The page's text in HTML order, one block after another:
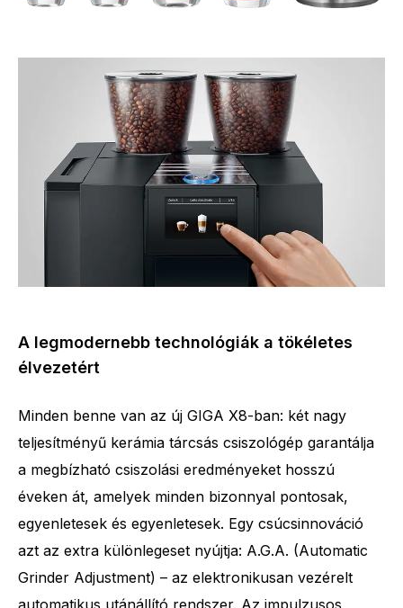
A specialitások száma 32
A legmodernebb technológiák a tökéletes
élvezetért
Minden benne van az új GIGA X8-ban: két nagy
teljesítményű kerámia tárcsás csiszológép garantálja
a megbízható csiszolási eredményeket hosszú
éveken át, amelyek minden bizonnyal pontosak,
egyenletesek és egyenletesek. Egy csúcsinnováció
azt az extra különlegeset nyújtja: A.G.A. (Automatic
Grinder Adjustment) – az elektronikusan vezérelt